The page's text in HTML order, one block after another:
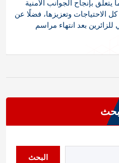
بإنجاح الجوانب الأمنية
كل الاحتياجات وتعزيزها، فضلًا عن
بعد انتهاء مراسم
البحث